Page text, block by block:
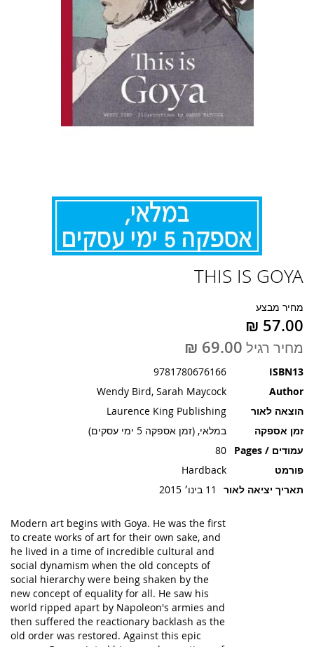
THIS IS GOYA
מחיר מבצע
מחיר רגיל
ISBN13
9781780676166
Author
Wendy Bird, Sarah Maycock
הוצאה לאור
Laurence King Publishing
זמן אספקה
במלאי, (זמן אספקה 5 ימי עסקים)
עמודים / Pages
80
פורמט
Hardback
תאריך יציאה לאור
11 בינו׳ 2015
Modern art begins with Goya. He was the first
to create works of art for their own sake, and
he lived in a time of incredible cultural and
social dynamism when the old concepts of
social hierarchy were being shaken by the
new concept of equality for all. He saw his
world ripped apart by Napoleon's armies and
then suffered the reactionary backlash as the
old order was restored. Against this epic
להתחלה
גלריית
תמונות